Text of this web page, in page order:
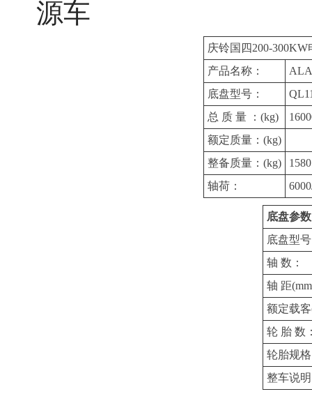
庆铃国四200-
产品名称：
底盘型号：
总 质 量 ：(kg)
额定质量：(kg)
整备质量：(kg)
轴荷：
底盘参数
底盘型
轴 数：
轴 距
额定载
轮 胎 数
轮胎规
整车说